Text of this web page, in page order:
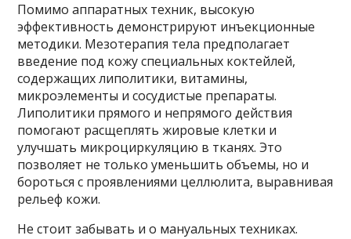
Помимо аппаратных техник, высокую
эффективность демонстрируют инъекционные
методики. Мезотерапия тела предполагает
введение под кожу специальных коктейлей,
содержащих липолитики, витамины,
микроэлементы и сосудистые препараты.
Липолитики прямого и непрямого действия
помогают расщеплять жировые клетки и
улучшать микроциркуляцию в тканях. Это
позволяет не только уменьшить объемы, но и
бороться с проявлениями целлюлита, выравнивая
рельеф кожи.
Не стоит забывать и о мануальных техниках.